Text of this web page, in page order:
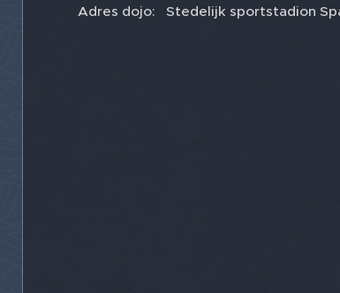
Adres dojo: Stedelijk sportstadion